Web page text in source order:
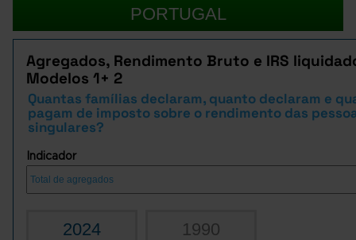
PORTUGAL
Agregados, Rendimento Bruto e IRS
Modelos 1+ 2
Quantas famílias declaram, quanto declaram e
pagam de imposto sobre o rendimento das
singulares?
Indicador
2024 1990